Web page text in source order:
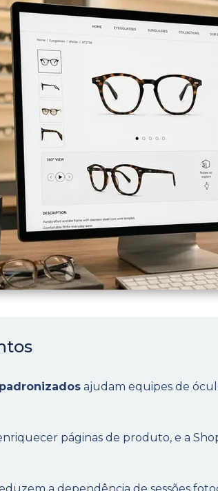
ajudam equipes de
páginas de produto, e a